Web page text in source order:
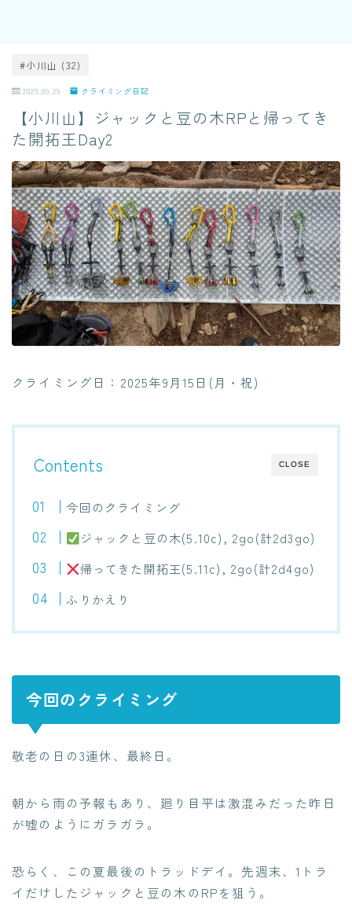
#小川山 (32)
2025.09.29 クライミング日記
【小川山】ジャックと豆の木RPと帰ってき
た開拓王Day2
クライミング日：2025年9月15日(月・祝)
CLOSE
Contents
今回のクライミング
ジャックと豆の木(5.10c), 2go(計2d3go)
帰ってきた開拓王(5.11c), 2go(計2d4go)
ふりかえり
今回のクライミング
敬老の日の3連休、最終日。
朝から雨の予報もあり、廻り目平は激混みだった昨日
が嘘のようにガラガラ。
恐らく、この夏最後のトラッドデイ。先週末、1トラ
イだけしたジャックと豆の木のRPを狙う。